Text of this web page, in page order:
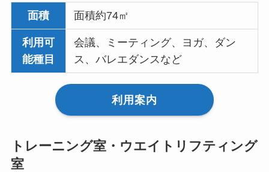
面積 面積約74㎡
利用可
能種目
会議、ミーティング、ヨガ、ダン
ス、バレエダンスなど
利用案内
トレーニング室・ウエイトリフティング
室